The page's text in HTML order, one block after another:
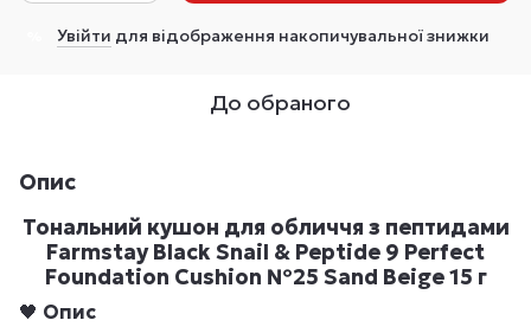
Увійти для відображення накопичувальної знижки
До обраного
Опис
Тональний кушон для обличчя з пептидами
Farmstay Black Snail & Peptide 9 Perfect
Foundation Cushion №25 Sand Beige 15 г
🖤 Опис